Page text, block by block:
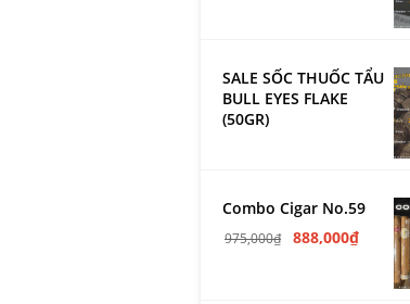
SALE SỐC THUỐC TẨU
BULL EYES FLAKE
(50GR)
Combo Cigar No.59
975,000₫ 888,000₫